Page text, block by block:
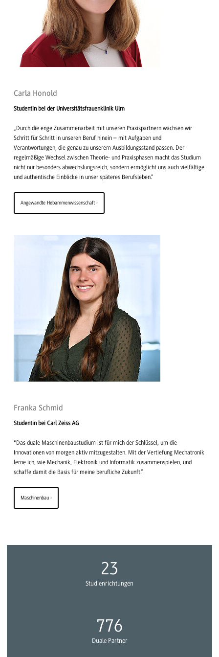
Carla Honold
Studentin bei der Universitätsfrauenklinik Ulm
„Durch die enge Zusammenarbeit mit unseren Praxispartnern wachsen wir
Schritt für Schritt in unseren Beruf hinein – mit Aufgaben und
Verantwortungen, die genau zu unserem Ausbildungsstand passen. Der
regelmäßige Wechsel zwischen Theorie- und Praxisphasen macht das Studium
nicht nur besonders abwechslungsreich, sondern ermöglicht uns auch vielfältige
und authentische Einblicke in unser späteres Berufsleben.“
Angewandte Hebammenwissenschaft
Franka Schmid
Studentin bei Carl Zeiss AG
"Das duale Maschinenbaustudium ist für mich der Schlüssel, um die
Innovationen von morgen aktiv mitzugestalten. Mit der Vertiefung Mechatronik
lerne ich, wie Mechanik, Elektronik und Informatik zusammenspielen, und
schaffe damit die Basis für meine berufliche Zukunft.“
Maschinenbau
26
Studienrichtungen
900
Duale Partner